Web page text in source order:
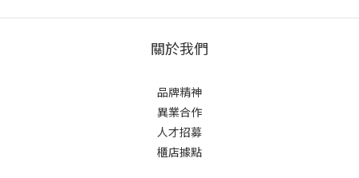
關於我們
品牌精神
異業合作
人才招募
櫃店據點